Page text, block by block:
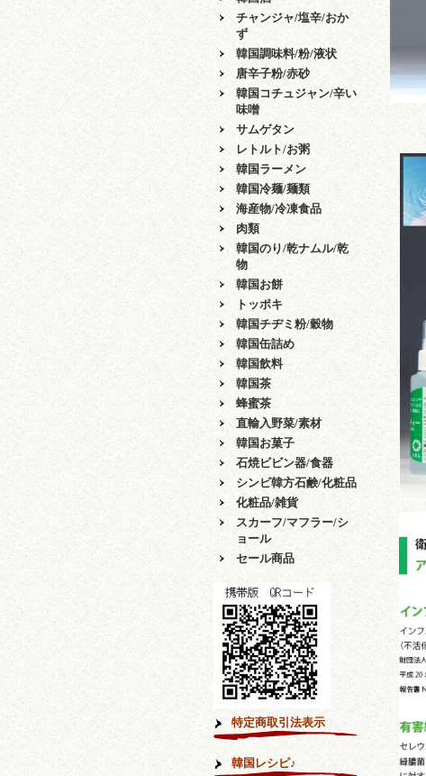
チャンジャ/塩辛/おか
ず
韓国調味料/粉/液状
唐辛子粉/赤砂
韓国コチュジャン/辛い
味噌
サムゲタン
レトルト/お粥
韓国ラーメン
韓国冷麺/麺類
海産物/冷凍食品
肉類
韓国のり/乾ナムル/乾
物
韓国お餅
トッポキ
韓国チヂミ粉/穀物
韓国缶詰め
韓国飲料
韓国茶
蜂蜜茶
直輸入野菜/素材
韓国お菓子
石焼ビビン器/食器
シンビ韓方石鹸/化粧品
化粧品/雑貨
スカーフ/マフラー/シ
ョール
セール商品
特定商取引法表示
韓国レシピ♪